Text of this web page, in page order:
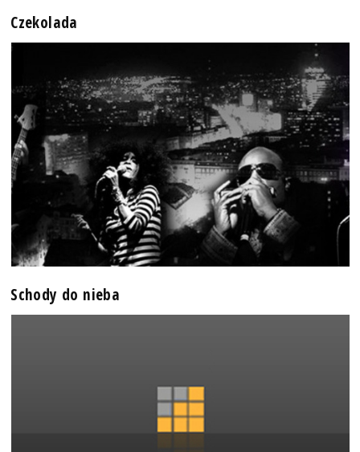
Czekolada
Schody do nieba